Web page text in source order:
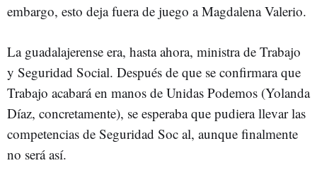
embargo, esto deja fuera de juego a Magdalena Valerio.
La guadalajerense era, hasta ahora, ministra de Trabajo
y Seguridad Social. Después de que se confirmara que
Trabajo acabará en manos de Unidas Podemos (Yolanda
Díaz, concretamente), se esperaba que pudiera llevar las
competencias de Seguridad Soc al, aunque finalmente
no será así.